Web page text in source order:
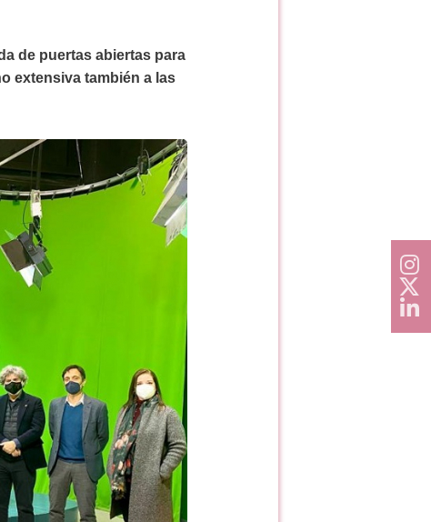
de puertas abiertas para
extensiva también a las